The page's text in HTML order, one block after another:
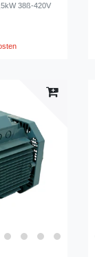
38ß-420V